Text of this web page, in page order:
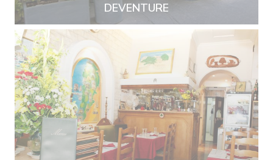
DEVENTURE